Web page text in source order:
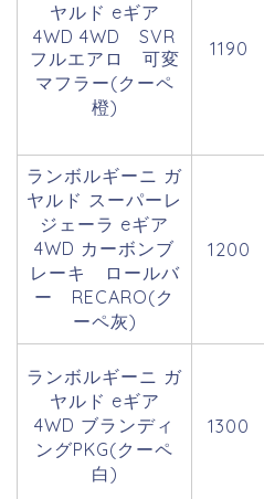
ヤルド eギア
4WD 4WD SVR
フルエアロ 可変
マフラー(クーペ
橙)
1190
ランボルギーニ ガ
ヤルド スーパーレ
ジェーラ eギア
4WD カーボンブ
レーキ ロールバ
ー RECARO(ク
ーペ灰)
1200
ランボルギーニ ガ
ヤルド eギア
4WD ブランディ
ングPKG(クーペ
白)
1300